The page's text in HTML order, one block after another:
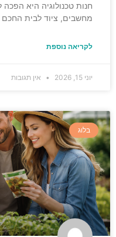
חנות טכנולוגיה היא
מחשבים, ציוד לבית החכם
לקריאה נוספת
יוני 15, 2026 אין תגובות
בלוג